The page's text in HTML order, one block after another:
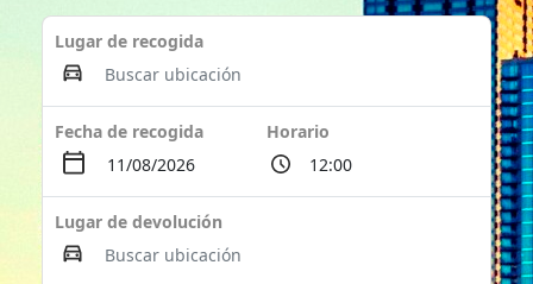
Lugar de recogida
Fecha de recogida Horario
Lugar de devolución